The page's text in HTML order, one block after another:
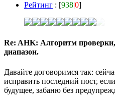
Рейтинг : [938|0]
Re: AHK: Алгоритм
диапазон.
Давайте договоримся так:
исправить последний пост,
будущее, забаню без